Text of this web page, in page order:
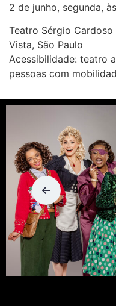
2 de junho, segunda,
Teatro Sérgio Cardoso
Vista, São Paulo
Acessibilidade: teatro
pessoas com